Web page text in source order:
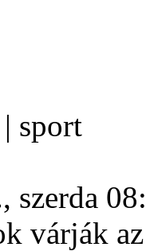
sport
szerda
várják